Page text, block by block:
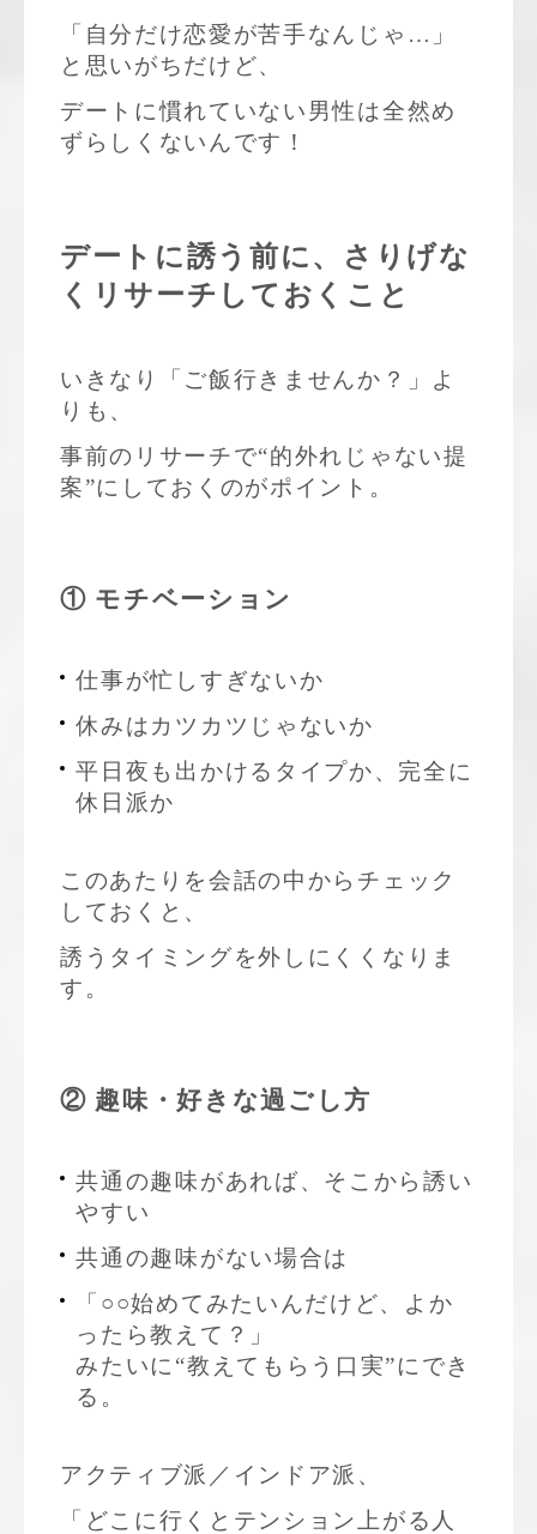
「自分だけ恋愛が苦手なんじゃ…」
と思いがちだけど、
デートに慣れていない男性は全然め
ずらしくないんです！
デートに誘う前に、さりげな
くリサーチしておくこと
いきなり「ご飯行きませんか？」よ
りも、
事前のリサーチで“的外れじゃない提
案”にしておくのがポイント。
① モチベーション
仕事が忙しすぎないか
休みはカツカツじゃないか
平日夜も出かけるタイプか、完全に
休日派か
このあたりを会話の中からチェック
しておくと、
誘うタイミングを外しにくくなりま
す。
② 趣味・好きな過ごし方
共通の趣味があれば、そこから誘い
やすい
共通の趣味がない場合は
「○○始めてみたいんだけど、よか
ったら教えて？」
みたいに“教えてもらう口実”にでき
る。
アクティブ派／インドア派、
「どこに行くとテンション上がる人